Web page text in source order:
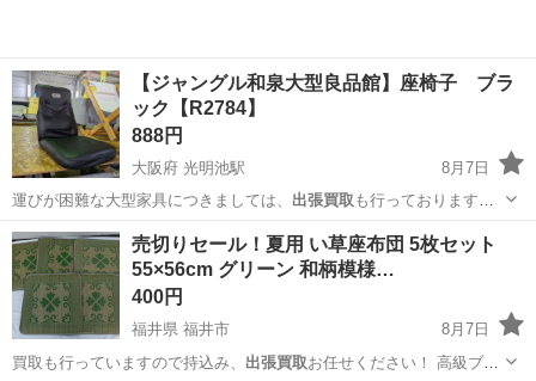
【ジャングル和泉大型良品館】座椅子 ブラ
ック【R2784】
888円
大阪府 光明池駅
8月7日
運びが困難な大型家具につきましては、 出張買取 も行っておりますの
でお気軽にご相談く…
大阪 和泉市 光明池駅 椅子 ジャングル
売切りセール！夏用 い草座布団 5枚セット
55×56cm グリーン 和柄模様…
400円
福井県 福井市
8月7日
買取も行っていますので持込み、 出張買取お任せください！ 高級ブラ